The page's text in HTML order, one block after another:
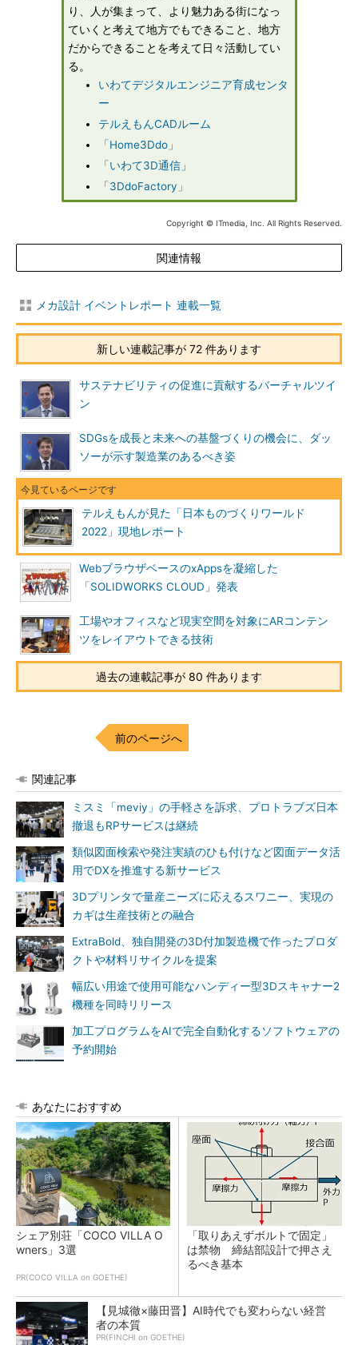
り、人が集まって、より魅力ある街になっ
ていくと考えて地方でもできること、地方
だからできることを考えて日々活動してい
る。
いわてデジタルエンジニア育成センタ
ー
テルえもんCADルーム
「Home3Ddo」
「いわて3D通信」
「3DdoFactory」
Copyright © ITmedia, Inc. All Rights Reserved.
関連情報
メカ設計 イベントレポート 連載一覧
新しい連載記事が 72 件あります
サステナビリティの促進に貢献するバーチャルツイ
ン
SDGsを成長と未来への基盤づくりの機会に、ダッ
ソーが示す製造業のあるべき姿
テルえもんが見た「日本ものづくりワールド
2022」現地レポート
WebブラウザベースのxAppsを凝縮した
「SOLIDWORKS CLOUD」発表
工場やオフィスなど現実空間を対象にARコンテン
ツをレイアウトできる技術
過去の連載記事が 80 件あります
前のページへ
関連記事
ミスミ「meviy」の手軽さを訴求、プロトラブズ日本
撤退もRPサービスは継続
類似図面検索や発注実績のひも付けなど図面データ活
用でDXを推進する新サービス
3Dプリンタで量産ニーズに応えるスワニー、実現の
カギは生産技術との融合
ExtraBold、独自開発の3D付加製造機で作ったプロダ
クトや材料リサイクルを提案
幅広い用途で使用可能なハンディー型3Dスキャナー2
機種を同時リリース
加工プログラムをAIで完全自動化するソフトウェアの
予約開始
あなたにおすすめ
シェア別荘「COCO VILLA O
wners」3選
PR(COCO VILLA on GOETHE)
「取りあえずボルトで固定」
は禁物 締結部設計で押さえ
るべき基本
【見城徹×藤田晋】AI時代でも変わらない経営
者の本質
PR(FINCHI on GOETHE)